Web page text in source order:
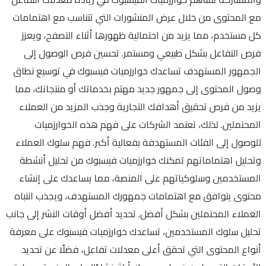
مع المحتوى من خلال عرض المنشورات التي تتناسب مع اهتمامات
كل مستخدم، مما يزيد من احتمالية ظهورها أثناء التصفح، ويعزز
فرص التفاعل بشكل طبيعي ومستمر. تحسين فرص الوصول إلى
الجمهور المستهدف تساعدك خوارزميات فيسبوك في توسيع نطاق
وصول المحتوى إلى جمهور جديد مهتم بخدماتك أو منتجاتك، مما
يزيد من فرص تحقيق أهدافك التجارية وجذب المزيد من العملاء
المحتملين. لذلك، تعتمد الشركات على فهم هذه الخوارزميات
للوصول إلى الفئات المستهدفة بفعالية أكبر. فهم سلوك العملاء
وتحليل اهتماماتهم تمكنك خوارزميات فيسبوك من تحليل أنشطة
المستخدمين وسلوكياتهم على المنصة، مما يساعدك على إنشاء
محتوى يتوافق مع اهتمامات جمهورك المستهدف، ويجذب انتباه
العملاء المحتملين بشكل أفضل. تحديد أفضل أوقات النشر إلى جانب
تحليل سلوك المستخدمين، تساعدك خوارزميات فيسبوك على معرفة
أنواع المحتوى التي تحقق أعلى معدلات تفاعل، فضلًا عن تحديد